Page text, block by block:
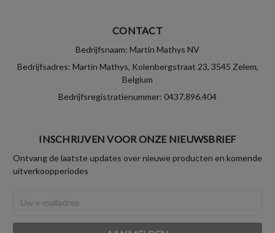
CONTACT
Bedrijfsnaam: Martin Mathys NV
Bedrijfsadres: Martin Mathys, Kolenbergstraat 23, 3545 Zelem,
Belgium
Bedrijfsregistratienummer: 0437.896.404
INSCHRIJVEN VOOR ONZE NIEUWSBRIEF
Ontvang de laatste updates over nieuwe producten en komende
uitverkoopperiodes
mailadres